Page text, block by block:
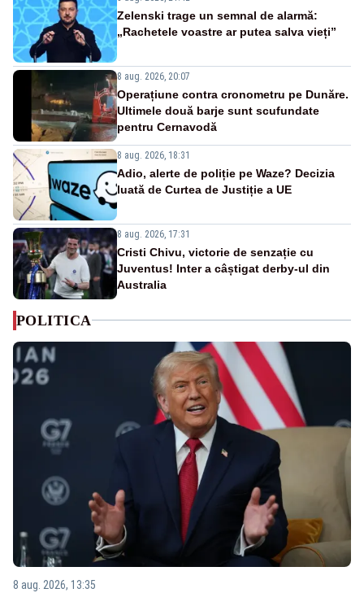
Zelenski trage un semnal de alarmă:
„Rachetele voastre ar putea salva vieți”
8 aug. 2026, 20:07
Operațiune contra cronometru pe Dunăre.
Ultimele două barje sunt scufundate
pentru Cernavodă
8 aug. 2026, 18:31
Adio, alerte de poliție pe Waze? Decizia
luată de Curtea de Justiție a UE
8 aug. 2026, 17:31
Cristi Chivu, victorie de senzație cu
Juventus! Inter a câștigat derby-ul din
Australia
POLITICA
8 aug. 2026, 13:35